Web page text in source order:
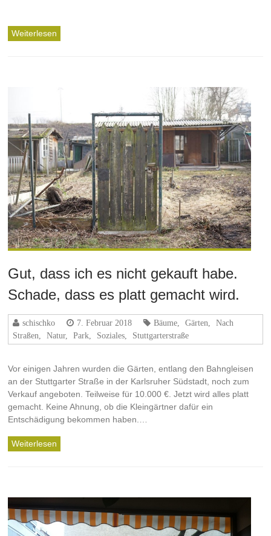
Weiterlesen
Gut, dass ich es nicht gekauft habe.
Schade, dass es platt gemacht wird.
schischko 7. Februar 2018 Bäume Gärten
Nach
Straßen
Natur, Park Soziales Stuttgarterstraße
Vor einigen Jahren wurden die Gärten, entlang den Bahngleisen
an der Stuttgarter Straße in der Karlsruher Südstadt, noch zum
Verkauf angeboten. Teilweise für 10.000 €. Jetzt wird alles platt
gemacht. Keine Ahnung, ob die Kleingärtner dafür ein
Entschädigung bekommen haben.…
Weiterlesen